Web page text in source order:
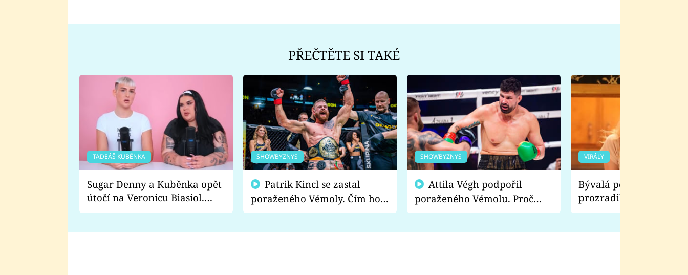
PŘEČTĚTE SI TAKÉ
TADEÁŠ KUBĚNKA
Sugar Denny a Kuběnka opět
útočí na Veronicu Biasiol.
Proč je podle nich falešná a
SHOWBYZNYS
poraženého Vémoly. Čím ho
fanoušci naštvali?
SHOWBYZNYS
poraženého Vémolu. Proč
chce raději zápasit s ním než
VIRÁLY
Bývalá pornoherečka
prozradila, co ji
natáčení Euforie.